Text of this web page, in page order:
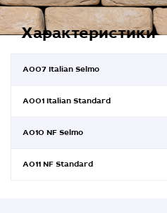
Характеристики
A007 Italian Selmo
A001 Italian Standard
A010 NF Selmo
A011 NF Standard